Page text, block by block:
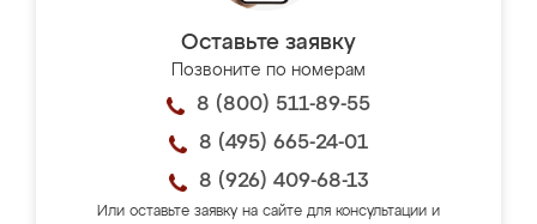
Оставьте заявку
Позвоните по номерам
8 (800) 511-89-55
8 (495) 665-24-01
8 (926) 409-68-13
Или оставьте заявку на сайте для консультации и